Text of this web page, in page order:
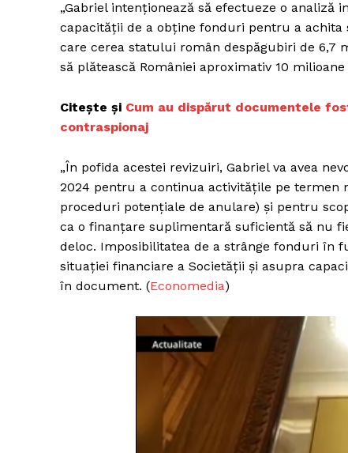
„Gabriel intenționează să efectueze o
capacității de a obține fonduri pentru a
care cerea statului român despăgubiri de 6,7
să plătească României aproximativ 10
Citește și Cum au dispărut documentele
contraspionaj
„În pofida acestei revizuiri, Gabriel va avea
2024 pentru a continua activitățile pe termen
proceduri potențiale de anulare) și pentru
ca o finanțare suplimentară suficientă să nu
deloc. Imposibilitatea de a strânge fonduri în
situației financiare a Societății și asupra
în document. (Economedia)